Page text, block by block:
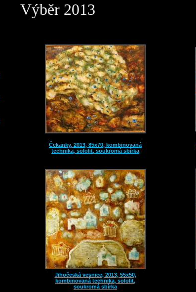
Výběr 2013
Čekanky, 2013, 85x70, kombinovaná
technika, sololit, soukromá sbírka
Jihočeská vesnice, 2013, 55x50,
kombinovaná technika, sololit,
soukromá sbírka